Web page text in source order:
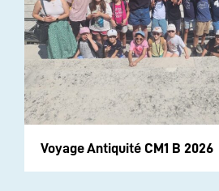
Voyage Antiquité CM1 B 2026